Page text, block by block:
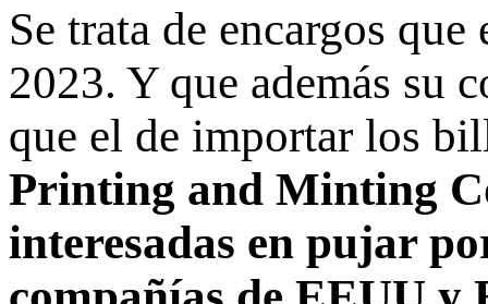
Se trata de encargos
2023. Y que además su
que el de importar los
Printing and Minting
interesadas en pujar